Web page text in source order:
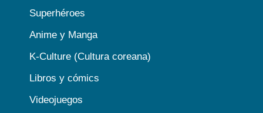
Superhéroes
Anime y Manga
K-Culture (Cultura coreana)
Libros y cómics
Videojuegos